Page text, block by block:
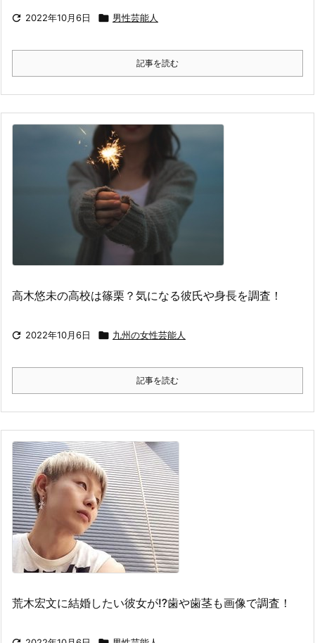
 2022年10月6日  男性芸能人
記事を読む
高木悠未の高校は篠栗？気になる彼氏や身長を調査！
 2022年10月6日  九州の女性芸能人
記事を読む
荒木宏文に結婚したい彼女が⁉︎歯や歯茎も画像で調査！